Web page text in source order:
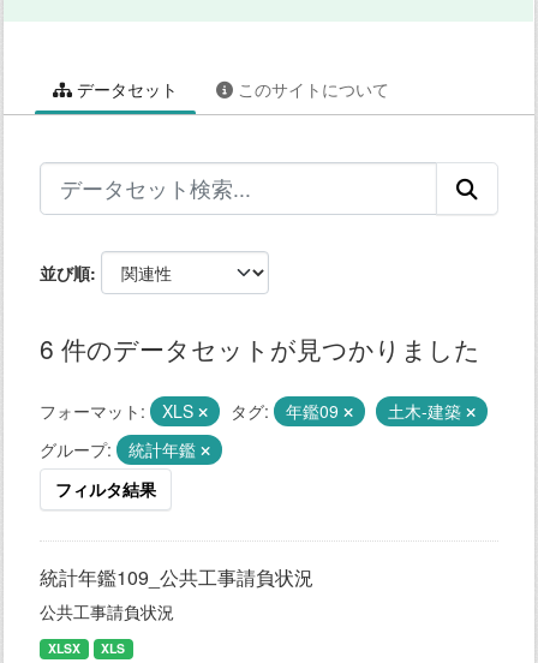
データセット このサイトについて
並び順
6 件のデータセットが見つかりました
フォーマット: XLS タグ: 年鑑09
土木-建築
グループ:
統計年鑑
フィルタ結果
統計年鑑109_公共工事請負状況
公共工事請負状況
XLSX XLS